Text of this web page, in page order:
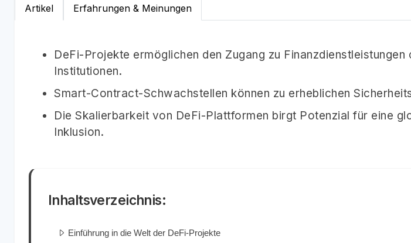
Artikel Erfahrungen & Meinungen
DeFi-Projekte ermöglichen den Zugang zu Finanzdienstleistungen
Institutionen.
Smart-Contract-Schwachstellen können zu erheblichen
Die Skalierbarkeit von DeFi-Plattformen birgt Potenzial für eine
Inklusion.
Inhaltsverzeichnis:
Einführung in die Welt der DeFi-Projekte